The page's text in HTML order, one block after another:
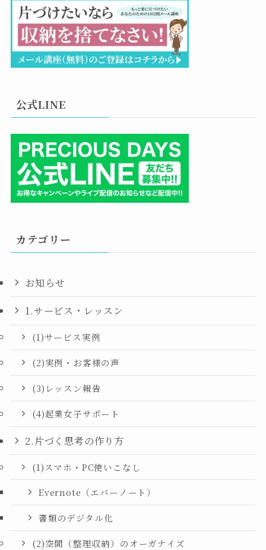
公式LINE
カテゴリー
お知らせ
1.サービス・レッスン
(1)サービス実例
(2)実例・お客様の声
(3)レッスン報告
(4)起業女子サポート
2.片づく思考の作り方
(1)スマホ・PC使いこなし
Evernote（エバーノート）
書類のデジタル化
(2)空間（整理収納）のオーガナイズ